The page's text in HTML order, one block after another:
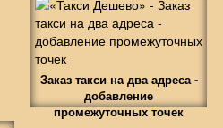
Заказ такси на два адреса -
добавление
промежуточных точек